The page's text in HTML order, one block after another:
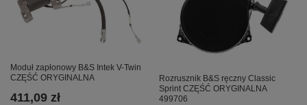
Moduł zapłonowy B&S Intek V-Twin
CZĘŚĆ ORYGINALNA
411,09 zł
Rozrusznik B&S ręczny Classic
Sprint CZĘŚĆ ORYGINALNA
499706